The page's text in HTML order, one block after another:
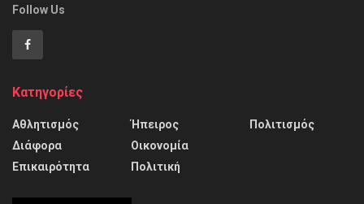
Follow Us
Κατηγορίες
Αθλητισμός
Διάφορα
Επικαιρότητα
Ήπειρος
Οικονομία
Πολιτική
Πολιτισμός